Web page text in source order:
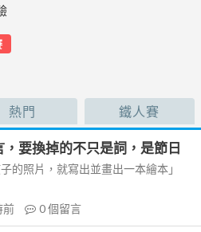
熱門 鐵人賽
要換掉的不只是詞，是節日
的照片，就寫出並畫出一本繪本」
前 0個留言